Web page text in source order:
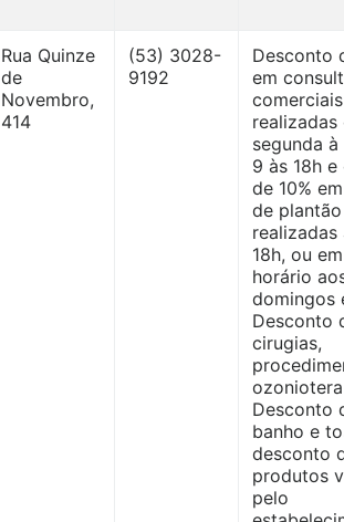
Rua Quinze
de
Novembro,
414
(53) 3028-
9192
Desconto
em
comerciais
realizadas
segunda
9 às 18h
de 10%
de plantão
realizadas
18h, ou
horário
domingos
Desconto
cirugias,
Desconto
banho e
desconto
produtos
pelo